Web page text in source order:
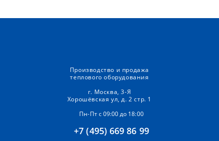
Производство и продажа
теплового оборудования
г. Москва, 3-Я
Хорошёвская ул, д. 2 стр. 1
Пн-Пт с 09:00 до 18:00
+7 (495) 669 86 99